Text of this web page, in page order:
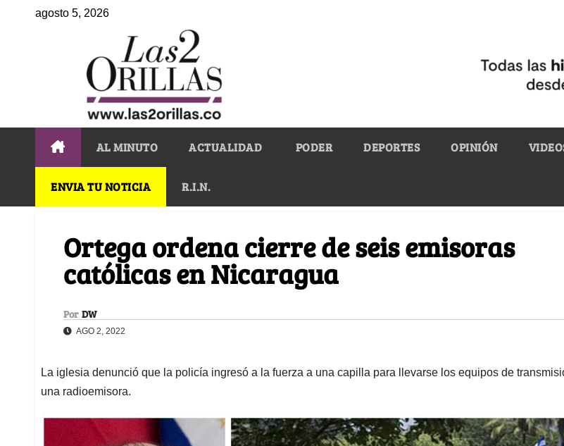
agosto 5, 2026
AL MINUTO ACTUALIDAD PODER DEPORTES OPINIÓN
ENVIA TU NOTICIA R.I.N.
Ortega ordena cierre de seis emisoras
católicas en Nicaragua
Por DW
AGO 2, 2022
La iglesia denunció que la policía ingresó a la fuerza a una capilla para llevarse los equipos de
una radioemisora.